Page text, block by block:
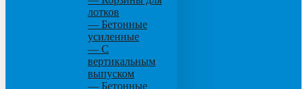
лотков
— Бетонные
усиленные
— С
вертикальным
выпуском
— Бетонные